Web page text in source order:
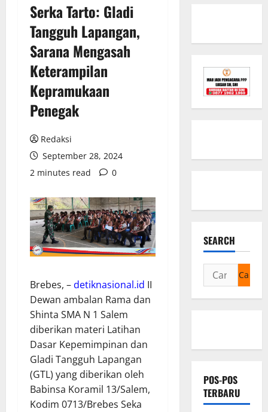
Serka Tarto: Gladi
Tangguh Lapangan,
Sarana Mengasah
Keterampilan
Kepramukaan
Penegak
Redaksi
September 28, 2024
2 minutes read
0
Brebes, –detiknasional.id II
Dewan ambalan Rama dan
Shinta SMA N 1 Salem
diberikan materi Latihan
Dasar Kepemimpinan dan
Gladi Tangguh Lapangan
(GTL) yang diberikan oleh
Babinsa Koramil 13/Salem,
Kodim 0713/Brebes Seka
SEARCH
Cari
untuk:
POS-POS
TERBARU